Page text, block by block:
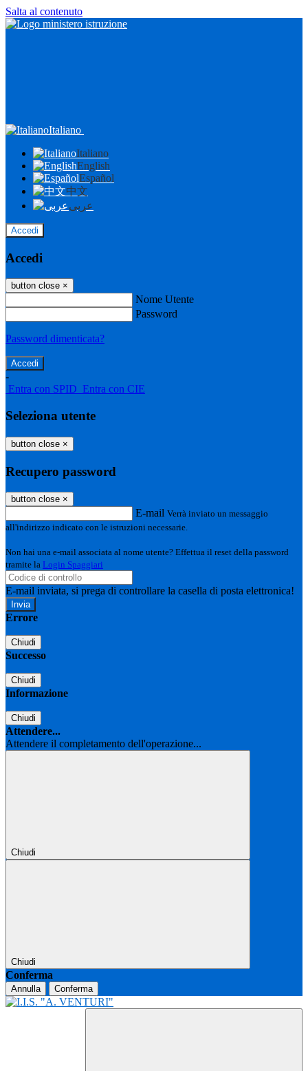
Salta al contenuto
Italiano
Italiano
English
Español
中文
عربى
Accedi
Accedi
button close ×
Nome Utente
Password
Password dimenticata?
-
Entra con SPID Entra con CIE
Seleziona utente
button close ×
Recupero password
button close ×
E-mail Verrà inviato un messaggio
all'indirizzo indicato con le istruzioni necessarie.
Non hai una e-mail associata al nome utente? Effettua il reset della password
tramite la Login Spaggiari
E-mail inviata, si prega di controllare la casella di posta elettronica!
Errore
Chiudi
Successo
Chiudi
Informazione
Chiudi
Attendere...
Attendere il completamento dell'operazione...
Chiudi
Chiudi
Conferma
Annulla Conferma